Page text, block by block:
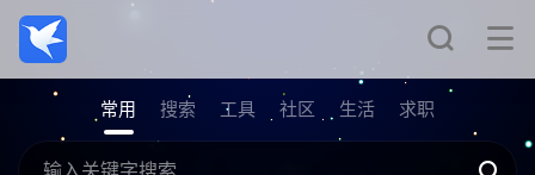
常用 搜索 工具 社区 生活 求职